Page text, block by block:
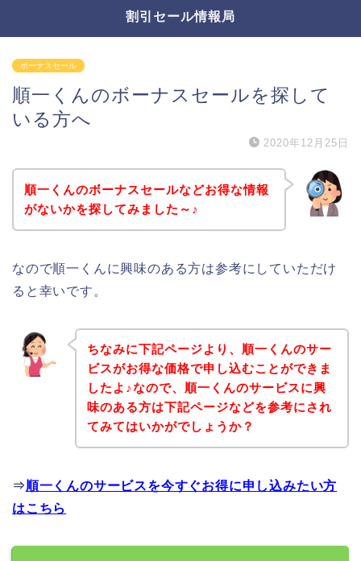
割引セール情報局
ボーナスセール
順一くんのボーナスセールを探して
いる方へ
2020年12月25日
順一くんのボーナスセールなどお得な情報
がないかを探してみました～♪
なので順一くんに興味のある方は参考にしていただけ
ると幸いです。
ちなみに下記ページより、順一くんのサー
ビスがお得な価格で申し込むことができま
したよ♪なので、順一くんのサービスに興
味のある方は下記ページなどを参考にされ
てみてはいかがでしょうか？
⇒順一くんのサービスを今すぐお得に申し込みたい方
はこちら